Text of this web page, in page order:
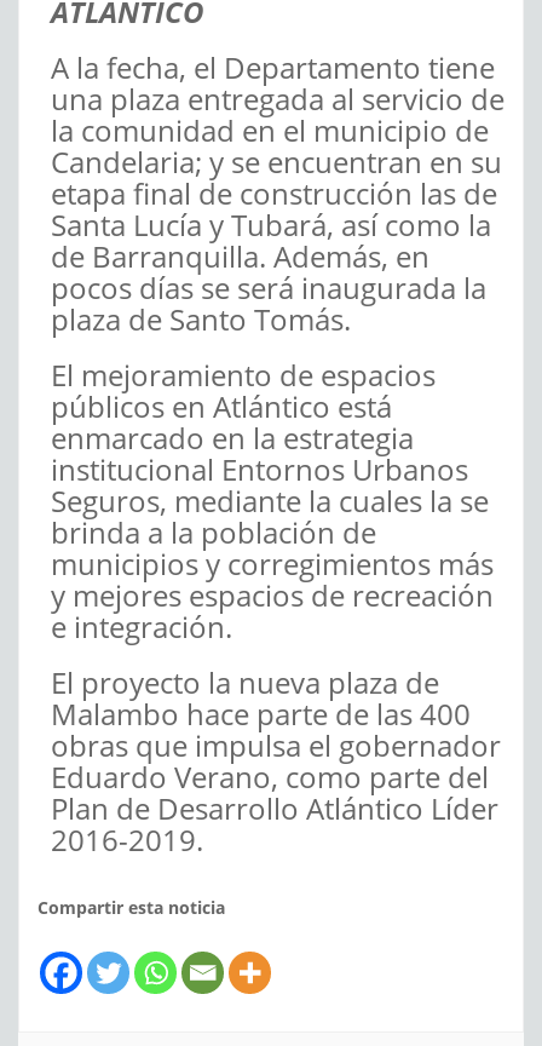
ATLÁNTICO
A la fecha, el Departamento tiene
una plaza entregada al servicio de
la comunidad en el municipio de
Candelaria; y se encuentran en su
etapa final de construcción las de
Santa Lucía y Tubará, así como la
de Barranquilla. Además, en
pocos días se será inaugurada la
plaza de Santo Tomás.
El mejoramiento de espacios
públicos en Atlántico está
enmarcado en la estrategia
institucional Entornos Urbanos
Seguros, mediante la cuales la se
brinda a la población de
municipios y corregimientos más
y mejores espacios de recreación
e integración.
El proyecto la nueva plaza de
Malambo hace parte de las 400
obras que impulsa el gobernador
Eduardo Verano, como parte del
Plan de Desarrollo Atlántico Líder
2016-2019.
Compartir esta noticia